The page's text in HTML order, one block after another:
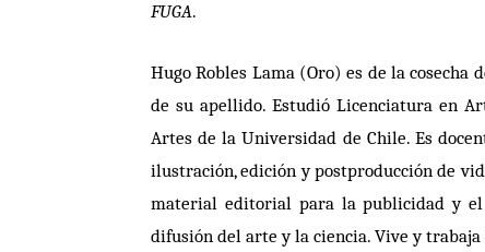
FUGA.
Hugo Robles Lama (Oro) es de la cosecha
de su apellido. Estudió Licenciatura en
Artes de la Universidad de Chile. Es
ilustración, edición y postproducción de
material editorial para la publicidad y el
difusión del arte y la ciencia. Vive y trabaja